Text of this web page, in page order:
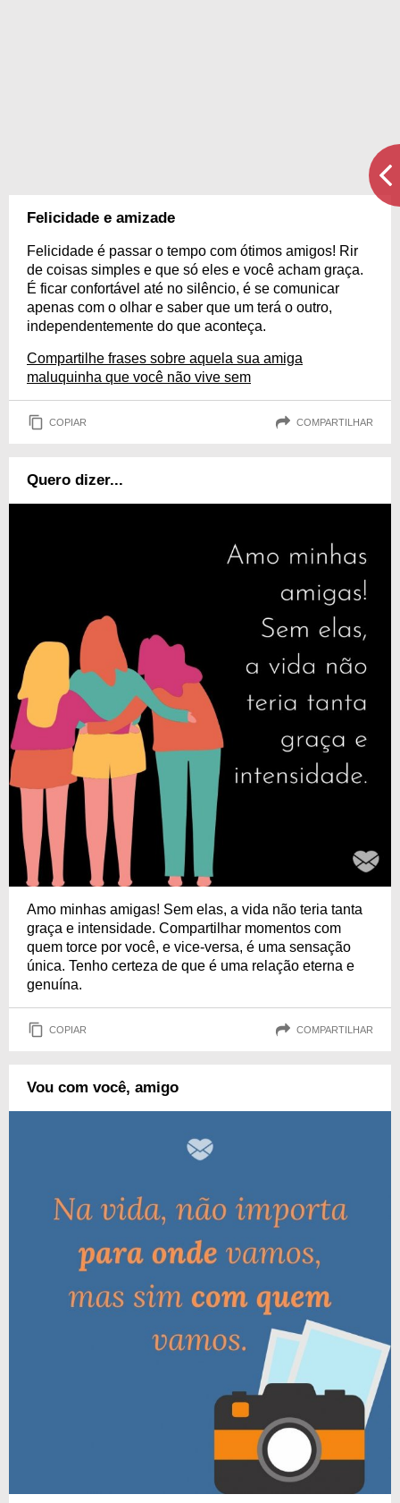
Felicidade e amizade
Felicidade é passar o tempo com ótimos amigos! Rir
de coisas simples e que só eles e você acham graça.
É ficar confortável até no silêncio, é se comunicar
apenas com o olhar e saber que um terá o outro,
independentemente do que aconteça.
Compartilhe frases sobre aquela sua amiga
maluquinha que você não vive sem
COPIAR COMPARTILHAR
Quero dizer...
Amo minhas amigas! Sem elas, a vida não teria tanta
graça e intensidade. Compartilhar momentos com
quem torce por você, e vice-versa, é uma sensação
única. Tenho certeza de que é uma relação eterna e
genuína.
COPIAR COMPARTILHAR
Vou com você, amigo